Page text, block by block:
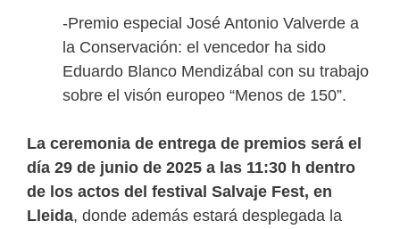
-Premio especial José Antonio Valverde a
la Conservación: el vencedor ha sido
Eduardo Blanco Mendizábal con su trabajo
sobre el visón europeo “Menos de 150”.
La ceremonia de entrega de premios será el
día 29 de junio de 2025 a las 11:30 h dentro
de los actos del festival Salvaje Fest, en
Lleida, donde además estará desplegada la